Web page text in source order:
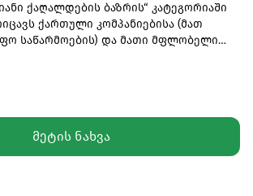
ქაღალდების ბაზრის“ კატეგორიაში
ქართული კომპანიებისა (მათ
საწარმოების) და მათი მფლობელი
შესახებ
მათ შორის ვალუტის, ვადიანობის,
და სხვა პარამეტრების
ყოველთვიურად განახლდება და
მეტის ნახვა